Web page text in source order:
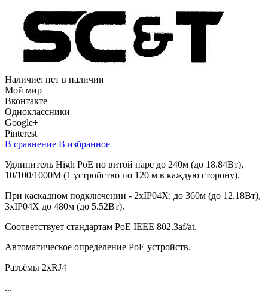
Наличие: нет в наличии
Мой мир
Вконтакте
Одноклассники
Google+
Pinterest
В сравнение В избранное
Удлинитель High PoE по витой паре до 240м (до 18.84Вт),
10/100/1000M (1 устройство по 120 м в каждую сторону).
При каскадном подключении - 2хIP04X: до 360м (до 12.18Вт),
3хIP04X до 480м (до 5.52Вт).
Соответствует стандартам PoE IEEE 802.3af/at.
Автоматическое определение PoE устройств.
Разъёмы 2хRJ4
...